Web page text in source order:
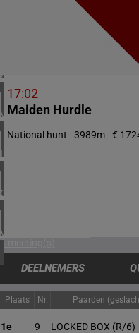
ZUID-AFRIKA
1 meeting(s)
VERENIGD KONINKRIJK
5 meeting(s)
IERLAND
1 meeting(s)
CHILI
1 meeting(s)
VERENIGDE STATEN
4 meeting(s)
17:02
Maiden Hurdle
National hunt - 3989m - €
DEELNEMERS
Plaats Nr. Paarden
1e 9 LOCKED BOX (R/6)